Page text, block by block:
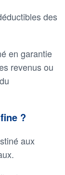
des
en garantie
revenus ou
?
aux